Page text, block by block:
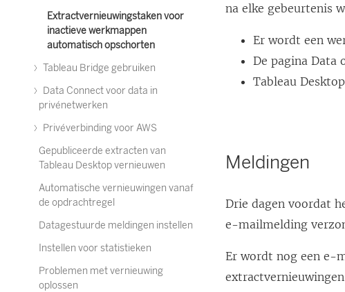
Extractvernieuwingstaken voor
inactieve werkmappen
automatisch opschorten
Tableau Bridge gebruiken
Data Connect voor data in
privénetwerken
Privéverbinding voor AWS
Gepubliceerde extracten van
Tableau Desktop vernieuwen
Automatische vernieuwingen vanaf
de opdrachtregel
Datagestuurde meldingen instellen
Instellen voor statistieken
Problemen met vernieuwing
oplossen
na elke gebeurtenis
Er wordt een
De pagina Data
Tableau
Meldingen
Drie dagen voordat
e-mailmelding
Er wordt nog een e-